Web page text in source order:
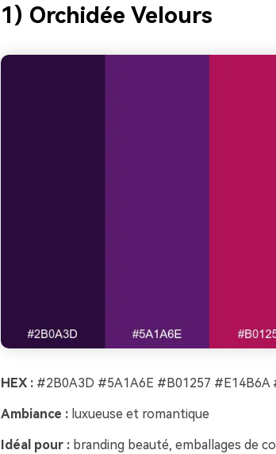
1) Orchidée Velours
HEX :#2B0A3D #5A1A6E #B01257 #E14B6A
Ambiance :luxueuse et romantique
Idéal pour :branding beauté, emballages de